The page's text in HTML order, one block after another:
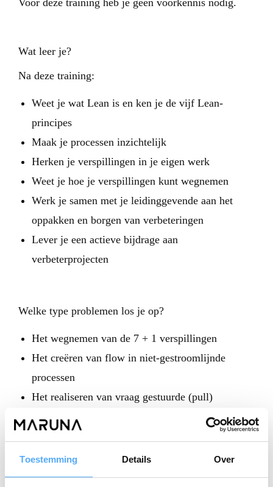
Toestemming Details Over
Wat leer je?
Na deze training:
Weet je wat Lean is en ken je de vijf Lean-
principes
Maak je processen inzichtelijk
Herken je verspillingen in je eigen werk
Weet je hoe je verspillingen kunt wegnemen
Werk je samen met je leidinggevende aan het
oppakken en borgen van verbeteringen
Lever je een actieve bijdrage aan
verbeterprojecten
Welke type problemen los je op?
Het wegnemen van de 7 + 1 verspillingen
Het creëren van flow in niet-gestroomlijnde
processen
Het realiseren van vraag gestuurde (pull)